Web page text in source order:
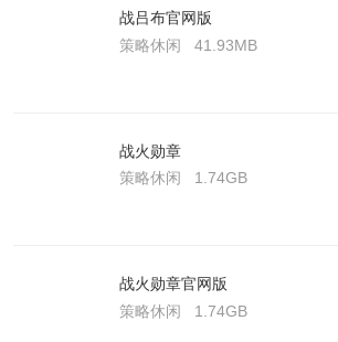
战吕布官网版
策略休闲
41.93MB
战火勋章
策略休闲
1.74GB
战火勋章官网版
策略休闲
1.74GB